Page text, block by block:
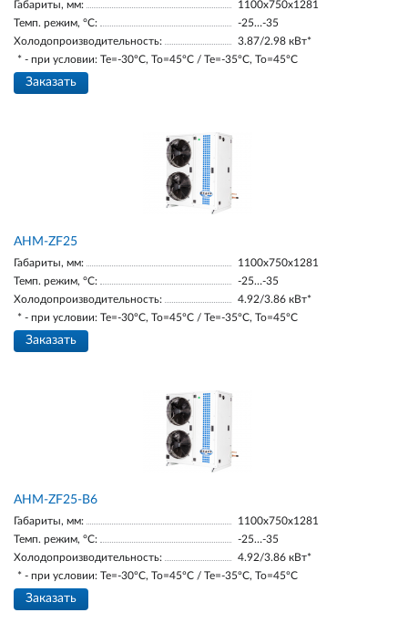
Габариты, мм:
1100х750х1281
Темп. режим, °С:
-25…-35
Холодопроизводительность:
3.87/2.98 кВт*
* - при условии: Te=-30ºC, To=45ºC / Te=-35ºC, To=45ºC
Заказать
AНM-ZF25
Габариты, мм:
1100х750х1281
Темп. режим, °С:
-25…-35
Холодопроизводительность:
4.92/3.86 кВт*
* - при условии: Te=-30ºC, To=45ºC / Te=-35ºC, To=45ºC
Заказать
AНM-ZF25-В6
Габариты, мм:
1100х750х1281
Темп. режим, °С:
-25…-35
Холодопроизводительность:
4.92/3.86 кВт*
* - при условии: Te=-30ºC, To=45ºC / Te=-35ºC, To=45ºC
Заказать